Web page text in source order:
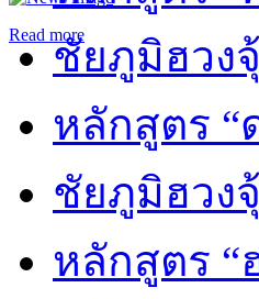
Read moreชัยภูมิฮวง
หลักสูตร “
ชัยภูมิฮวง
หลักสูตร “